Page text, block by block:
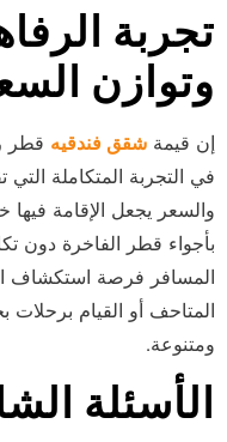
تجربة
وتوازن
إن قيمة شقق فندقيه قطر
في التجربة المتكاملة التي
والسعر يجعل الإقامة
بأجواء قطر الفاخرة دون
المسافر فرصة استكشاف
المتاحف أو القيام برحلات
ومتنوعة.
الأسئلة